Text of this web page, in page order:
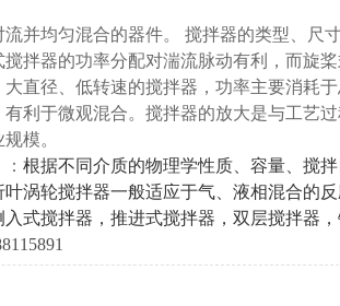
并均匀混合的器件。 搅拌器的类型、尺
拌器的功率分配对湍流脉动有利，而旋
直径、低转速的搅拌器，功率主要消耗
利于微观混合。搅拌器的放大是与工艺
模。
根据不同介质的物理学性质、容量、搅
涡轮搅拌器一般适应于气、液相混合的反
式搅拌器，推进式搅拌器，双层搅拌器